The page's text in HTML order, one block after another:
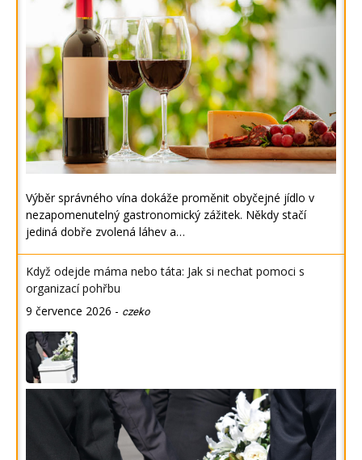
Výběr správného vína dokáže proměnit obyčejné jídlo v
nezapomenutelný gastronomický zážitek. Někdy stačí
jediná dobře zvolená láhev a…
Když odejde máma nebo táta: Jak si nechat pomoci s
organizací pohřbu
9 července 2026 - czeko